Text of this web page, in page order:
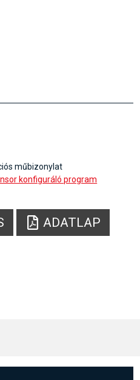
műbizonylat
konfiguráló program
ADATLAP